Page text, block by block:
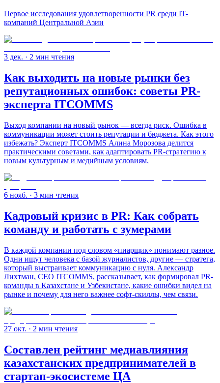
Первое исследования удовлетворенности PR среди IT-
компаний Центральной Азии
3 дек. · 2 мин чтения
Как выходить на новые рынки без
репутационных ошибок: советы PR-
эксперта ITCOMMS
Выход компании на новый рынок — всегда риск. Ошибка в
коммуникации может стоить репутации и бюджета. Как этого
избежать? Эксперт ITCOMMS Алина Морозова делится
практическими советами, как адаптировать PR-стратегию к
новым культурным и медийным условиям.
6 нояб. · 3 мин чтения
Кадровый кризис в PR: Как собрать
команду и работать с зумерами
В каждой компании под словом «пиарщик» понимают разное.
Одни ищут человека с базой журналистов, другие — стратега,
который выстраивает коммуникацию с нуля. Александр
Лихтман, CEO ITCOMMS, рассказывает, как формировал PR-
команды в Казахстане и Узбекистане, какие ошибки видел на
рынке и почему для него важнее софт-скиллы, чем связи.
27 окт. · 2 мин чтения
Составлен рейтинг медиавлияния
казахстанских предпринимателей в
стартап-экосистеме ЦА